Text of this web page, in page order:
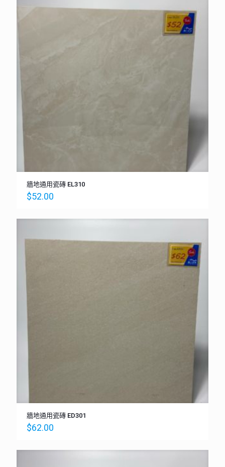
牆地通用瓷磚 EL310
$52.00
牆地通用瓷磚 ED301
$62.00